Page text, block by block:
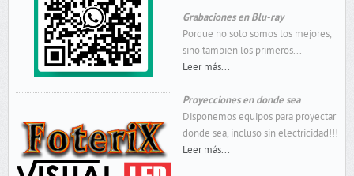
Grabaciones en Blu-ray
Porque no solo somos los mejores,
sino tambien los primeros...
Leer más...
Proyecciones en donde sea
Disponemos equipos para proyectar
donde sea, incluso sin electricidad!!!
Leer más...